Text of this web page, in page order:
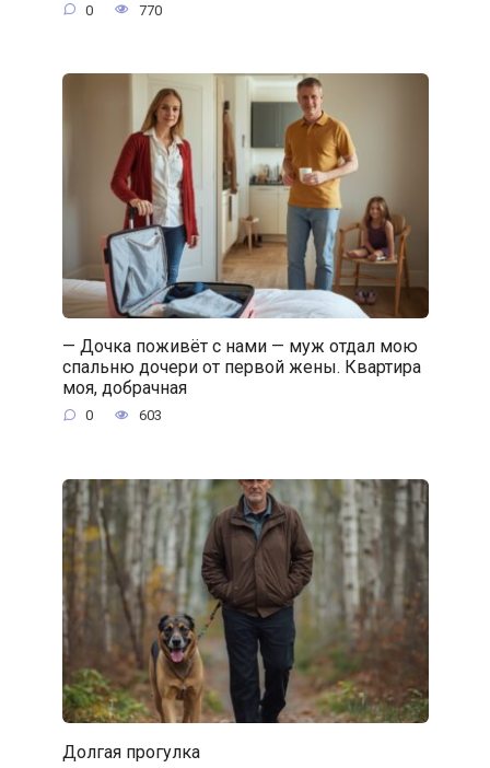
0 770
— Дочка поживёт с нами — муж отдал мою
спальню дочери от первой жены. Квартира
моя, добрачная
0 603
Долгая прогулка